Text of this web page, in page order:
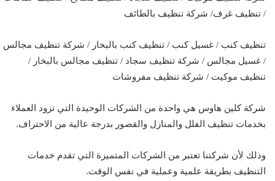
/ تنظيف غرف/ شركة تنظيف بالطائف
تنظيف كنب / غسيل كنب / تنظيف كنب بالبخار / شركة تنظيف مجالس
/ غسيل مجالس / شركة تنظيف سجاد / تنظيف مجالس بالبخار /
تنظيف موكيت / شركة تنظيف مفروشات
شركة كلين هاوس هي واحدة من الشركات الوحيدة التي تزود العملاء
بخدمات تنظيف الفلل والمنازل والقصور بدرجة عالية من الاحتراف.
وذلك لأن شركتنا تعتبر من الشركات المتميزة التي تقدم خدمات
التنظيف بطريقة علمية وعملية في نفس الوقت.